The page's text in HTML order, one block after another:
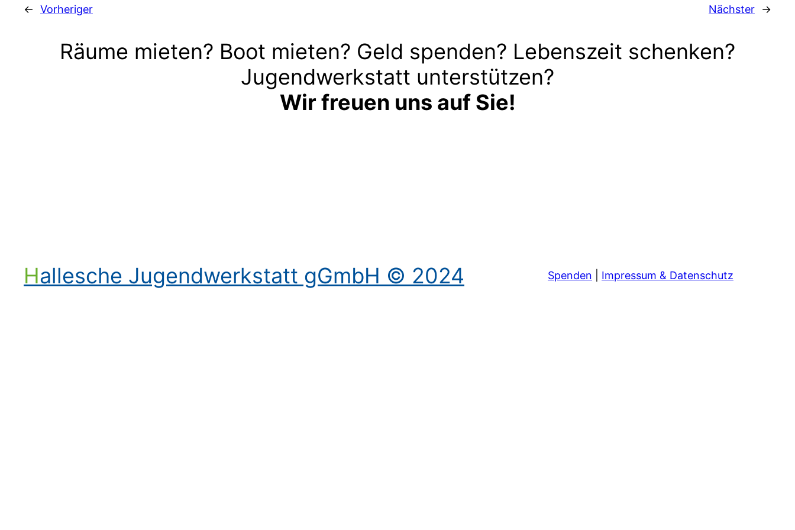
← Vorheriger Nächster →
Räume mieten? Boot mieten? Geld spenden? Lebenszeit schenken?
Jugendwerkstatt unterstützen?
Wir freuen uns auf Sie!
Hallesche Jugendwerkstatt gGmbH © 2024 Spenden Impressum & Datenschutz